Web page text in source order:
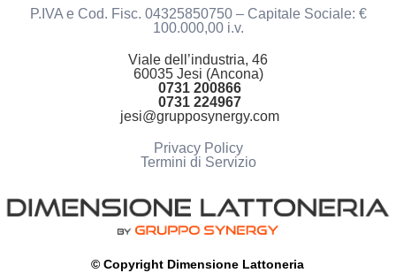
P.IVA e Cod. Fisc. 04325850750 – Capitale Sociale: €
100.000,00 i.v.
Viale dell’industria, 46
60035 Jesi (Ancona)
0731 200866
0731 224967
jesi@grupposynergy.com
Privacy Policy
Termini di Servizio
© Copyright Dimensione Lattoneria